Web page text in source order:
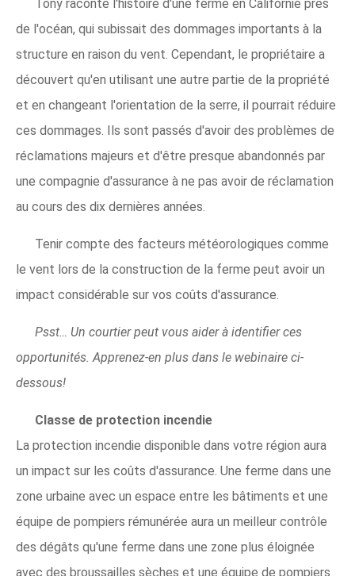
Tony raconte l'histoire d'une ferme en Californie près
de l'océan, qui subissait des dommages importants à la
structure en raison du vent. Cependant, le propriétaire a
découvert qu'en utilisant une autre partie de la propriété
et en changeant l'orientation de la serre, il pourrait réduire
ces dommages. Ils sont passés d'avoir des problèmes de
réclamations majeurs et d'être presque abandonnés par
une compagnie d'assurance à ne pas avoir de réclamation
au cours des dix dernières années.
Tenir compte des facteurs météorologiques comme
le vent lors de la construction de la ferme peut avoir un
impact considérable sur vos coûts d'assurance.
Psst… Un courtier peut vous aider à identifier ces
opportunités. Apprenez-en plus dans le webinaire ci-
dessous!
Classe de protection incendie
La protection incendie disponible dans votre région aura
un impact sur les coûts d'assurance. Une ferme dans une
zone urbaine avec un espace entre les bâtiments et une
équipe de pompiers rémunérée aura un meilleur contrôle
des dégâts qu'une ferme dans une zone plus éloignée
avec des broussailles sèches et une équipe de pompiers